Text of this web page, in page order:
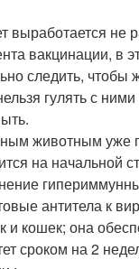
выработается не
вакцинации, в
следить, чтобы
гулять с
животным уже
на начальной
антитела к
и кошек; она
сроком на 2